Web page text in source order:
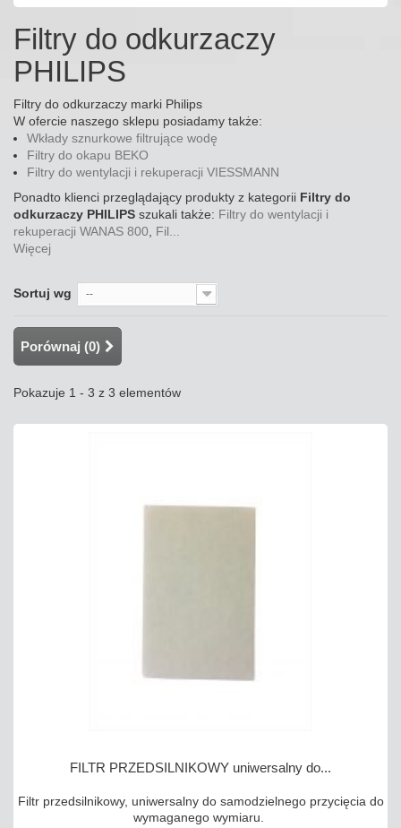
Filtry do odkurzaczy
PHILIPS
Filtry do odkurzaczy marki Philips
W ofercie naszego sklepu posiadamy także:
Wkłady sznurkowe filtrujące wodę
Filtry do okapu BEKO
Filtry do wentylacji i rekuperacji VIESSMANN
Ponadto klienci przeglądający produkty z kategorii Filtry do
odkurzaczy PHILIPS szukali także: Filtry do wentylacji i
rekuperacji WANAS 800, Fil...
Więcej
Sortuj wg --
Porównaj (0)
Pokazuje 1 - 3 z 3 elementów
FILTR PRZEDSILNIKOWY uniwersalny do...
Filtr przedsilnikowy, uniwersalny do samodzielnego przycięcia do
wymaganego wymiaru.